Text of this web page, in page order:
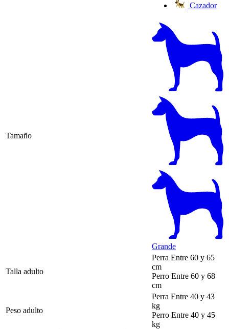
Cazador
Tamaño
Grande
Talla adulto
Perra Entre 60 y 65
cm
Perro Entre 60 y 68
cm
Peso adulto
Perra Entre 40 y 43
kg
Perro Entre 40 y 45
kg